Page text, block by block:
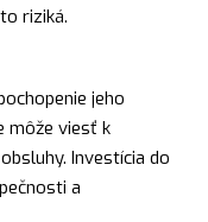
riziká.
jeho
môže viesť k
Investícia do
a